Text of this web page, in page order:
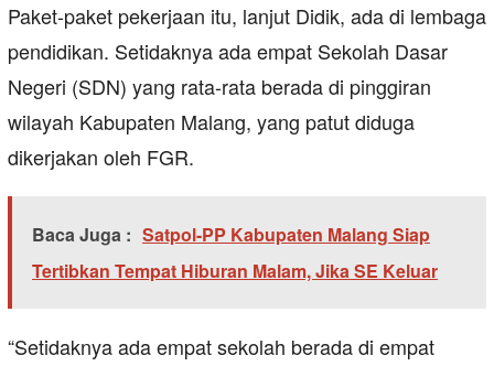
Paket-paket pekerjaan itu, lanjut Didik, ada di lembaga
pendidikan. Setidaknya ada empat Sekolah Dasar
Negeri (SDN) yang rata-rata berada di pinggiran
wilayah Kabupaten Malang, yang patut diduga
dikerjakan oleh FGR.
Baca Juga : Satpol-PP Kabupaten Malang Siap
Tertibkan Tempat Hiburan Malam, Jika SE Keluar
“Setidaknya ada empat sekolah berada di empat